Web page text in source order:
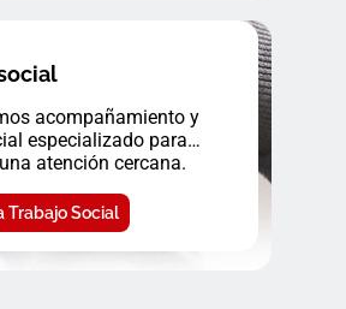
acompañamiento y
especializado para
atención cercana.
Trabajo Social